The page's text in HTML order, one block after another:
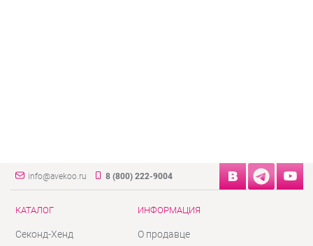
info@avekoo.ru 8 (800) 222-9004
КАТАЛОГ
Секонд-Хенд
ИНФОРМАЦИЯ
О продавце